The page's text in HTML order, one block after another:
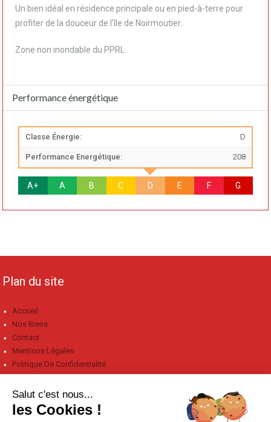
Un bien idéal en résidence principale ou en pied-à-terre pour
profiter de la douceur de l’île de Noirmoutier.
Zone non inondable du PPRL
Performance énergétique
Classe Énergie: D
Performance Energétique: 208
A+ A B C D E F G
Plan du site
Accueil
Nos Biens
Contact
Mentions Légales
Politique De Confidentialité
Coordonnées